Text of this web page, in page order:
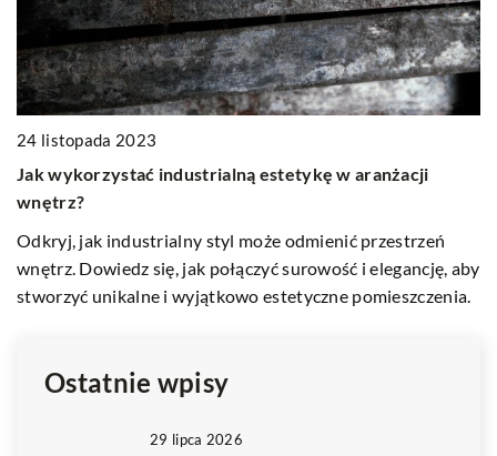
24 listopada 2023
Jak wykorzystać industrialną estetykę w aranżacji
wnętrz?
Odkryj, jak industrialny styl może odmienić przestrzeń
wnętrz. Dowiedz się, jak połączyć surowość i elegancję, aby
stworzyć unikalne i wyjątkowo estetyczne pomieszczenia.
Ostatnie wpisy
29 lipca 2026